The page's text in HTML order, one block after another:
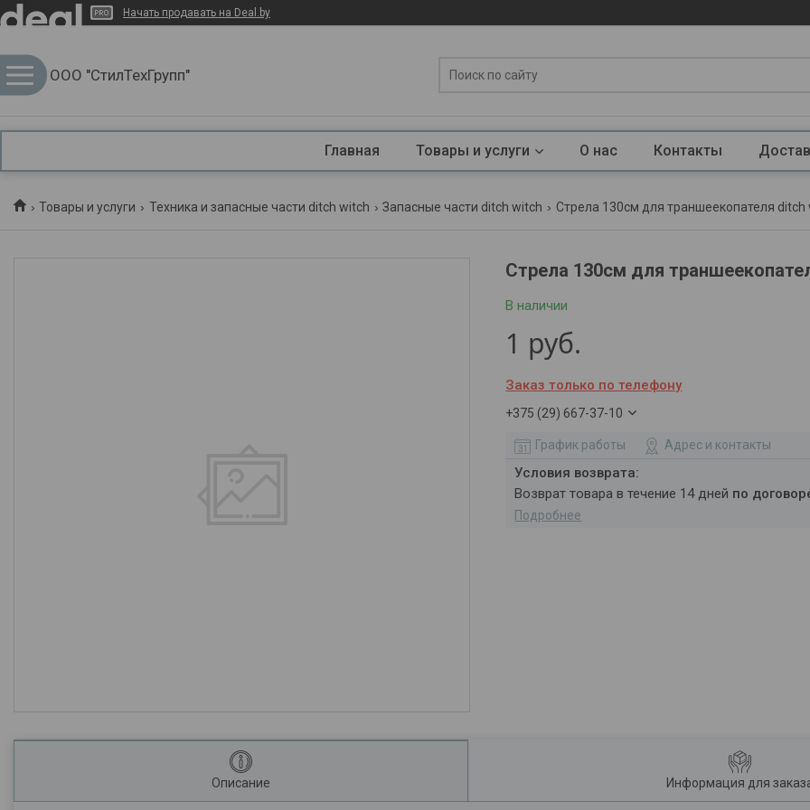
Начать продавать на Deal.by
ООО "СтилТехГрупп"
Главная Товары и услуги О нас Контакты
Товары и услуги Техника и запасные части ditch witch Запасные части ditch witch Стрела 130см для траншеекопателя ditch
Стрела 130см для
В наличии
1 руб.
Заказ только по телефону
+375 (29) 667-37-10
График работы Адрес и контакты
возврат товара в течение 14 дней по
Подробнее
Описание Информация для